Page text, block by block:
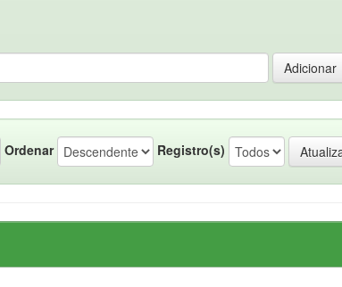
Ordenar Registro(s)